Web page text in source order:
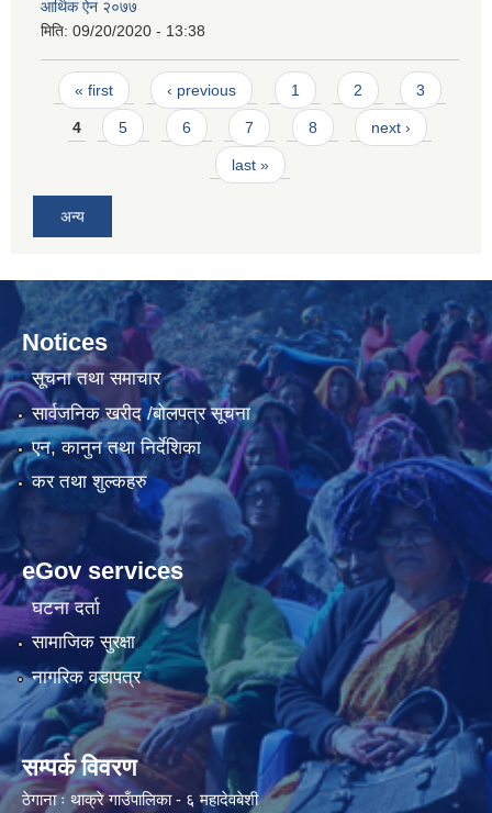
आर्थिक ऐन २०७७
मिति: 09/20/2020 - 13:38
Pages
« first ‹ previous 1 2 3
4 5 6 7 8 next ›
last »
अन्य
Notices
सूचना तथा समाचार
सार्वजनिक खरीद /बोलपत्र सूचना
एन, कानुन तथा निर्देशिका
कर तथा शुल्कहरु
eGov services
घटना दर्ता
सामाजिक सुरक्षा
नागरिक वडापत्र
सम्पर्क विवरण
ठेगाना ः थाक्रे गाउँपालिका - ६ महादेवबेशी